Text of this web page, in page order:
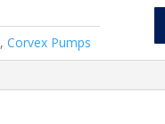
, Corvex Pumps